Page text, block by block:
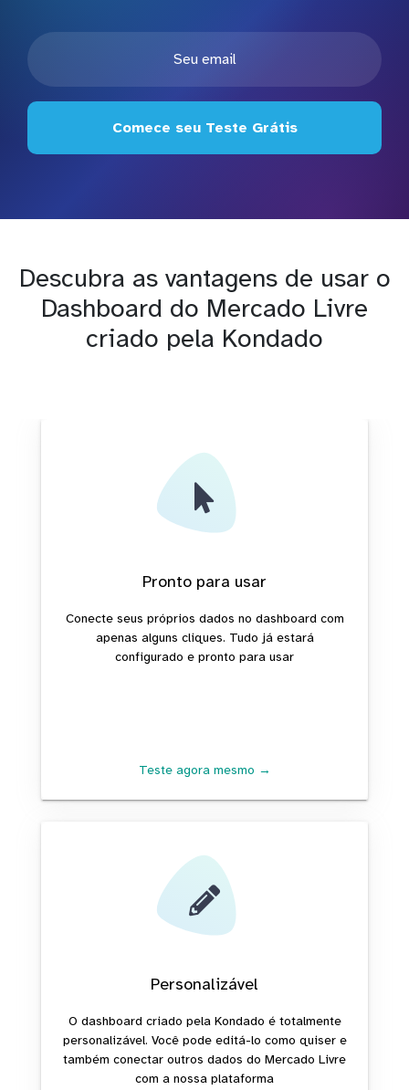
Comece seu Teste Grátis
Descubra as vantagens de usar o
Dashboard do Mercado Livre
criado pela Kondado
Pronto para usar
Conecte seus próprios dados no dashboard com
apenas alguns cliques. Tudo já estará
configurado e pronto para usar
Teste agora mesmo →
Personalizável
O dashboard criado pela Kondado é totalmente
personalizável. Você pode editá-lo como quiser e
também conectar outros dados do Mercado Livre
com a nossa plataforma